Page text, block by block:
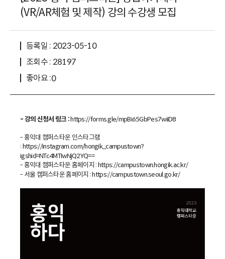
(VR/AR체험 및 제작) 강의 수강생 모집
등록일 : 2023-05-10
조회수 : 28197
좋아요 :0
- 강의 신청서 링크 :https://forms.gle/mpBi65GbPes7wiiD8
- 홍익대 캠퍼스타운 인스타그램
:https://instagram.com/hongik_campustown?
igshid=NTc4MTIwNjQ2YQ==
- 홍익대 캠퍼스타운 홈페이지 :https://campustown.hongik.ac.kr/
- 서울 캠퍼스타운 홈페이지 :https://campustown.seoul.go.kr/